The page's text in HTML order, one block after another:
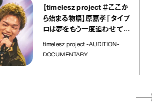
【timelesz project ＃ここか
ら始まる物語】原嘉孝「タイプ
ロは夢をもう一度追わせてく
れた場所」
timelesz project -AUDITION-
DOCUMENTARY